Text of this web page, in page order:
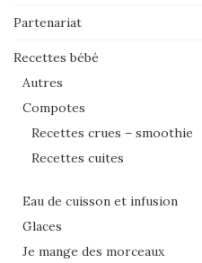
Partenariat
Recettes bébé
Autres
Compotes
Recettes crues – smoothie
Recettes cuites
Eau de cuisson et infusion
Glaces
Je mange des morceaux